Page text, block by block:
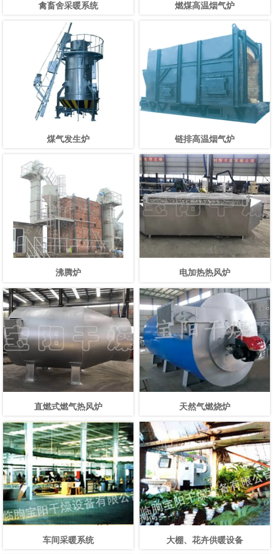
禽畜舍采暖系统 燃煤高温烟气炉
煤气发生炉 链排高温烟气炉
沸腾炉 电加热热风炉
直燃式燃气热风炉 天然气燃烧炉
车间采暖系统 大棚、花卉供暖设备